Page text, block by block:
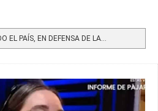
EL PAÍS, EN DEFENSA DE LA...